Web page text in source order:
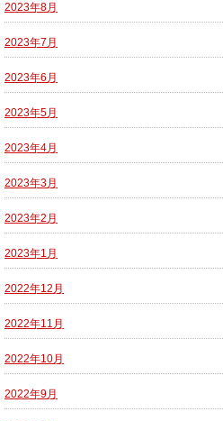
2023年8月
2023年7月
2023年6月
2023年5月
2023年4月
2023年3月
2023年2月
2023年1月
2022年12月
2022年11月
2022年10月
2022年9月